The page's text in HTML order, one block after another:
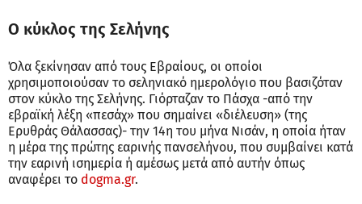
Ο κύκλος της Σελήνης
Όλα ξεκίνησαν από τους Εβραίους, οι οποίοι
χρησιμοποιούσαν το σεληνιακό ημερολόγιο που βασιζόταν
στον κύκλο της Σελήνης. Γιόρταζαν το Πάσχα -από την
εβραϊκή λέξη «πεσάχ» που σημαίνει «διέλευση» (της
Ερυθράς Θάλασσας)- την 14η του μήνα Νισάν, η οποία ήταν
η μέρα της πρώτης εαρινής πανσελήνου, που συμβαίνει κατά
την εαρινή ισημερία ή αμέσως μετά από αυτήν όπως
αναφέρει το dogma.gr.